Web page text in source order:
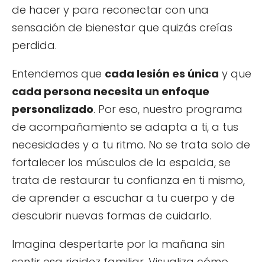
de hacer y para reconectar con una
sensación de bienestar que quizás creías
perdida.
Entendemos que cada lesión es única y que
cada persona necesita un enfoque
personalizado. Por eso, nuestro programa
de acompañamiento se adapta a ti, a tus
necesidades y a tu ritmo. No se trata solo de
fortalecer los músculos de la espalda, se
trata de restaurar tu confianza en ti mismo,
de aprender a escuchar a tu cuerpo y de
descubrir nuevas formas de cuidarlo.
Imagina despertarte por la mañana sin